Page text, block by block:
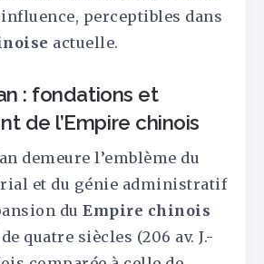
perceptibles dans
actuelle.
: fondations et
de l’Empire chinois
demeure l’emblème du
et du génie administratif
du Empire chinois
quatre siècles (206 av. J.-